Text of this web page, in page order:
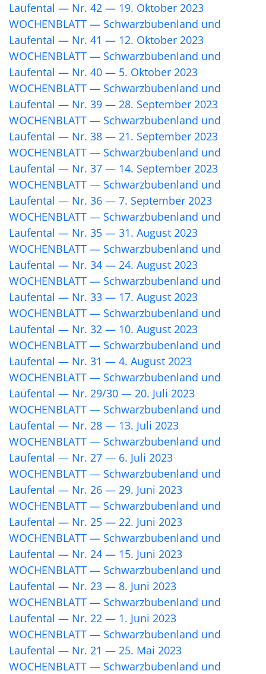
Laufental — Nr. 42 — 19. Oktober 2023
WOCHENBLATT — Schwarzbubenland und
Laufental — Nr. 41 — 12. Oktober 2023
WOCHENBLATT — Schwarzbubenland und
Laufental — Nr. 40 — 5. Oktober 2023
WOCHENBLATT — Schwarzbubenland und
Laufental — Nr. 39 — 28. September 2023
WOCHENBLATT — Schwarzbubenland und
Laufental — Nr. 38 — 21. September 2023
WOCHENBLATT — Schwarzbubenland und
Laufental — Nr. 37 — 14. September 2023
WOCHENBLATT — Schwarzbubenland und
Laufental — Nr. 36 — 7. September 2023
WOCHENBLATT — Schwarzbubenland und
Laufental — Nr. 35 — 31. August 2023
WOCHENBLATT — Schwarzbubenland und
Laufental — Nr. 34 — 24. August 2023
WOCHENBLATT — Schwarzbubenland und
Laufental — Nr. 33 — 17. August 2023
WOCHENBLATT — Schwarzbubenland und
Laufental — Nr. 32 — 10. August 2023
WOCHENBLATT — Schwarzbubenland und
Laufental — Nr. 31 — 4. August 2023
WOCHENBLATT — Schwarzbubenland und
Laufental — Nr. 29/30 — 20. Juli 2023
WOCHENBLATT — Schwarzbubenland und
Laufental — Nr. 28 — 13. Juli 2023
WOCHENBLATT — Schwarzbubenland und
Laufental — Nr. 27 — 6. Juli 2023
WOCHENBLATT — Schwarzbubenland und
Laufental — Nr. 26 — 29. Juni 2023
WOCHENBLATT — Schwarzbubenland und
Laufental — Nr. 25 — 22. Juni 2023
WOCHENBLATT — Schwarzbubenland und
Laufental — Nr. 24 — 15. Juni 2023
WOCHENBLATT — Schwarzbubenland und
Laufental — Nr. 23 — 8. Juni 2023
WOCHENBLATT — Schwarzbubenland und
Laufental — Nr. 22 — 1. Juni 2023
WOCHENBLATT — Schwarzbubenland und
Laufental — Nr. 21 — 25. Mai 2023
WOCHENBLATT — Schwarzbubenland und